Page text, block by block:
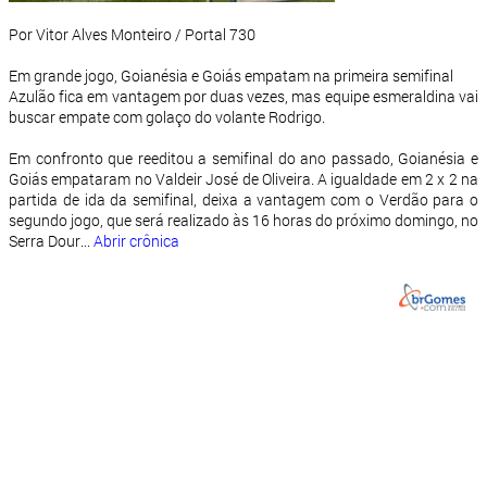
Por Vitor Alves Monteiro / Portal 730
Em grande jogo, Goianésia e Goiás empatam na primeira semifinal
Azulão fica em vantagem por duas vezes, mas equipe esmeraldina vai
buscar empate com golaço do volante Rodrigo.
Em confronto que reeditou a semifinal do ano passado, Goianésia e
Goiás empataram no Valdeir José de Oliveira. A igualdade em 2 x 2 na
partida de ida da semifinal, deixa a vantagem com o Verdão para o
segundo jogo, que será realizado às 16 horas do próximo domingo, no
Serra Dour... Abrir crônica